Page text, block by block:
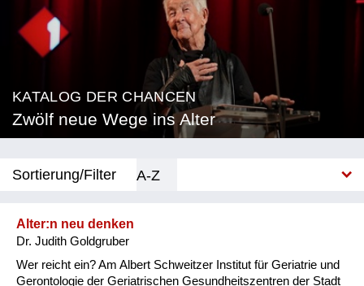
KATALOG DER CHANCEN
Zwölf neue Wege ins Alter
Sortierung/Filter
A-Z
Beratung & Coaching
Alter:n neu denken
Dr. Judith Goldgruber
Wer reicht ein? Am Albert Schweitzer Institut für Geriatrie und
Gerontologie der Geriatrischen Gesundheitszentren der Stadt